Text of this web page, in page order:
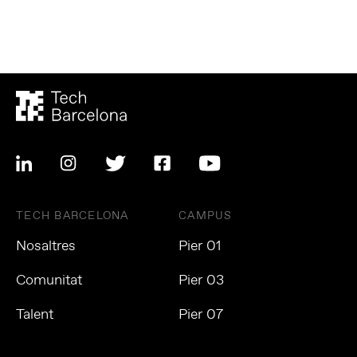
TECH BARCELONA
Nosaltres
Comunitat
Talent
CAMPUS
Pier 01
Pier 03
Pier 07